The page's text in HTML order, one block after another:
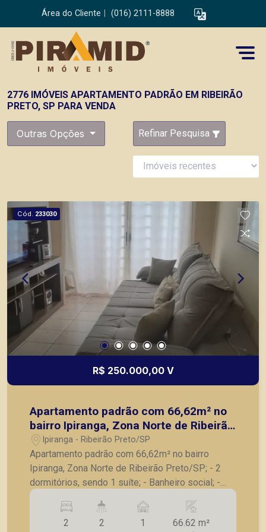
Área do Cliente (016) 2111-8888
2776 IMÓVEIS APARTAMENTO PADRÃO EM RIBEIRÃO
PRETO, SP PARA VENDA
Outras Opções Refinar Pesquisa
Cód. 233030
R$ 250.000,00 V
Apartamento padrão com 66,62m² no
bairro Ipiranga, Zona Norte de Ribeirão
Preto/SP;
Ipiranga - Ribeirão Preto/SP
Apartamento padrão com 66,62m² no bairro
Ipiranga, Zona Norte de Ribeirão Preto/SP; - 2
dormitórios, sendo 1 suíte; - Banheiro social; -
Sala para 2 ambientes; - Cozinha; - Área de
serviços; - 1 vaga de garagem, cabe até 2 carros.
A Piramid tem como objetivo atender seus
2 2 1 66.62 m²